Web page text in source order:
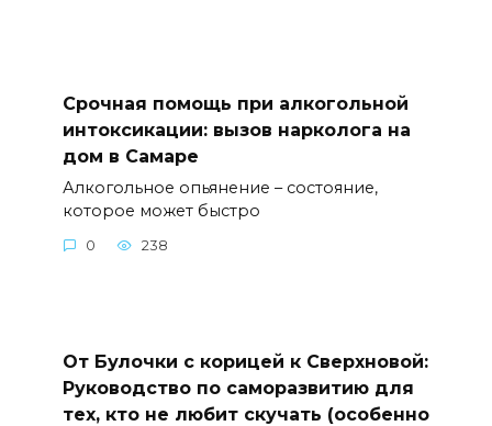
Срочная помощь при алкогольной
интоксикации: вызов нарколога на
дом в Самаре
Алкогольное опьянение – состояние,
которое может быстро
0 238
От Булочки с корицей к Сверхновой:
Руководство по саморазвитию для
тех, кто не любит скучать (особенно